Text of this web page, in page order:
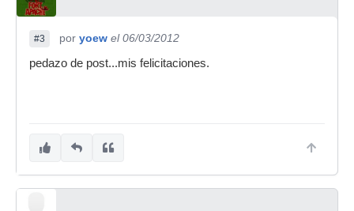
#3 por yoew el 06/03/2012
pedazo de post...mis felicitaciones.